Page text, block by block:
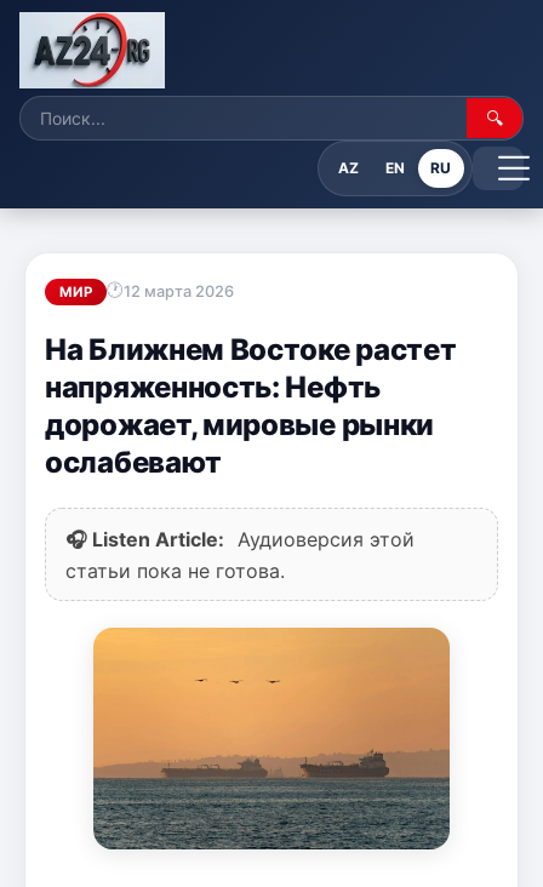
🔍
AZ EN RU
МИР 12 марта 2026
На Ближнем Востоке растет
напряженность: Нефть
дорожает, мировые рынки
ослабевают
🎧 Listen Article:
Аудиоверсия этой
статьи пока не готова.